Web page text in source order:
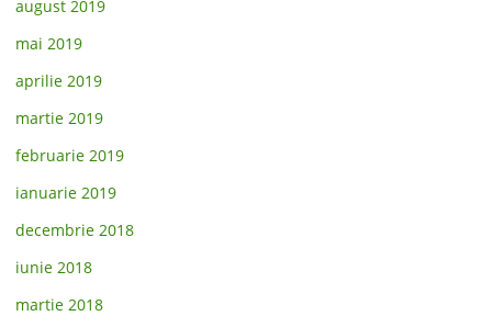
august 2019
mai 2019
aprilie 2019
martie 2019
februarie 2019
ianuarie 2019
decembrie 2018
iunie 2018
martie 2018